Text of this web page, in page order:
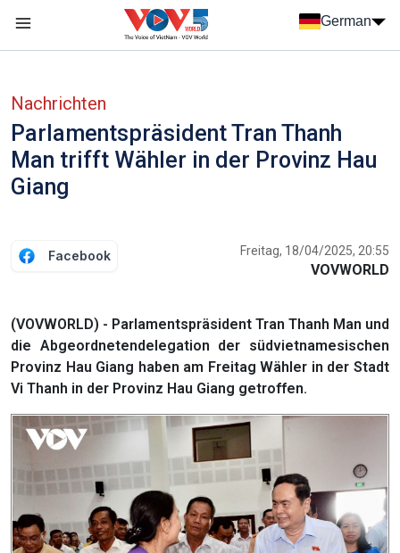
German
Nachrichten
Parlamentspräsident Tran Thanh
Man trifft Wähler in der Provinz Hau
Giang
Facebook Freitag, 18/04/2025, 20:55
VOVWORLD
(VOVWORLD) - Parlamentspräsident Tran Thanh Man und
die Abgeordnetendelegation der südvietnamesischen
Provinz Hau Giang haben am Freitag Wähler in der Stadt
Vi Thanh in der Provinz Hau Giang getroffen.